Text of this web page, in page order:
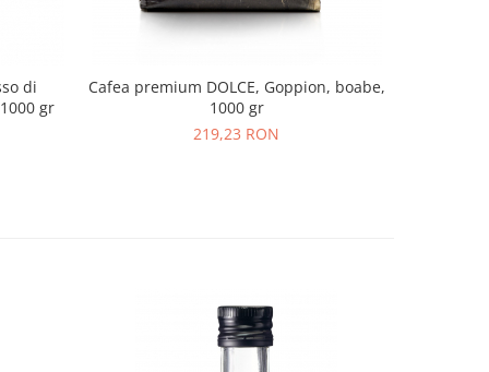
di
gr
Cafea premium DOLCE, Goppion, boabe,
1000 gr
219,23 RON